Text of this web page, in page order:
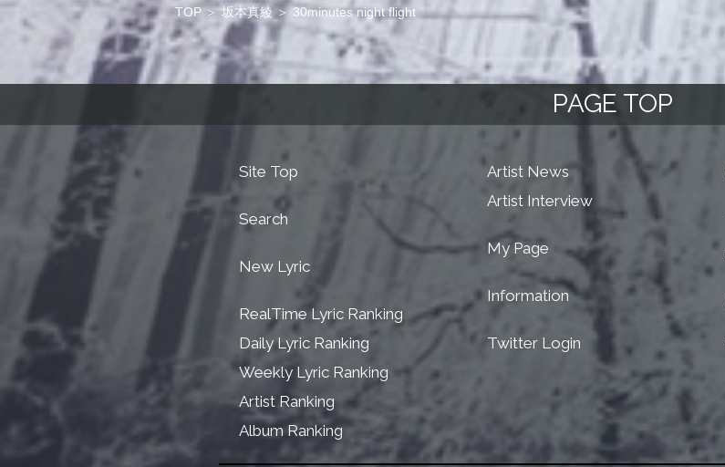
TOP ＞ 坂本真綾 ＞ 30minutes night flight
PAGE TOP
Site Top
Search
New Lyric
RealTime Lyric Ranking
Daily Lyric Ranking
Weekly Lyric Ranking
Artist Ranking
Album Ranking
Artist News
Artist Interview
My Page
Information
Twitter Login